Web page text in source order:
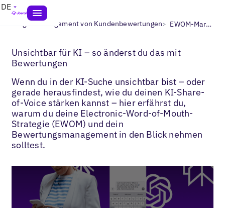
DE
Blogs> Management von Kundenbewertungen> EWOM-Marketing & Bewertungen
Unsichtbar für KI – so änderst du das mit
Bewertungen
Wenn du in der KI-Suche unsichtbar bist – oder
gerade herausfindest, wie du deinen KI-Share-
of-Voice stärken kannst – hier erfährst du,
warum du deine Electronic-Word-of-Mouth-
Strategie (EWOM) und dein
Bewertungsmanagement in den Blick nehmen
solltest.